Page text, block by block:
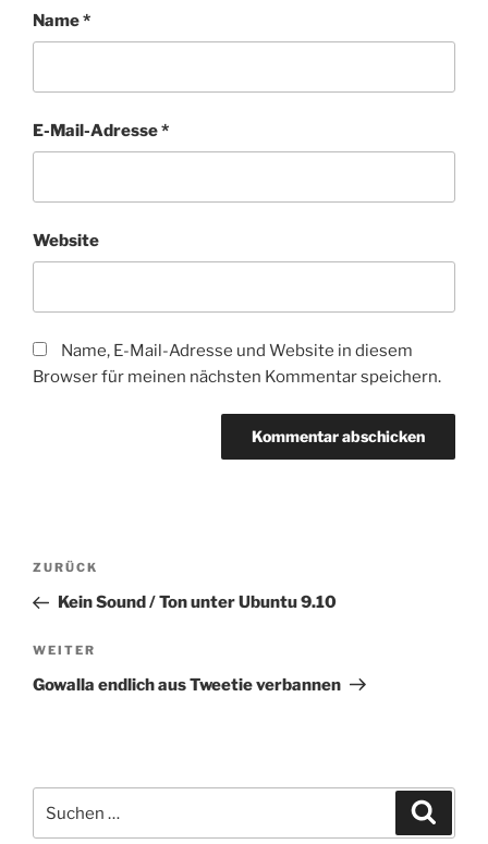
Name*
E-Mail-Adresse*
Website
Name, E-Mail-Adresse und Website in diesem
Browser für meinen nächsten Kommentar speichern.
Beitragsnavigation
Vorheriger
Beitrag
ZURÜCK
Kein Sound / Ton unter Ubuntu 9.10
Nächster
Beitrag
WEITER
Gowalla endlich aus Tweetie verbannen
nach: